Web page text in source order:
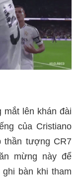
lên khán đài
của Cristiano
thần tượng CR7
mừng này để
bàn khi tham